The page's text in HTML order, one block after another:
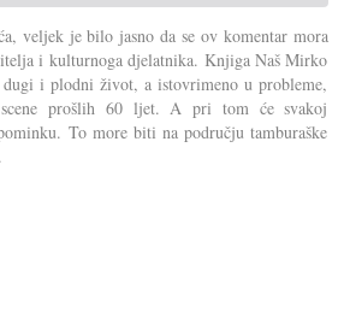
veljek je bilo jasno da se ov komentar mora
i kulturnoga djelatnika. Knjiga Naš Mirko
i plodni život, a istovrimeno u probleme,
scene prošlih 60 ljet. A pri tom će svakoj
To more biti na području tamburaške